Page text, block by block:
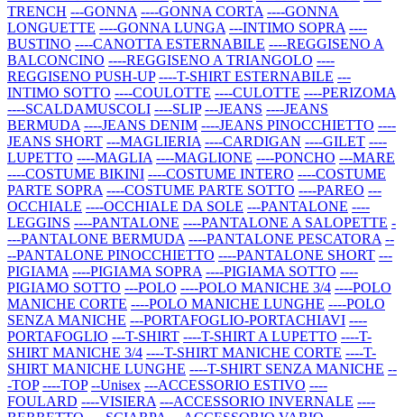
TRENCH ---GONNA ----GONNA CORTA ----GONNA
LONGUETTE ----GONNA LUNGA ---INTIMO SOPRA ----
BUSTINO ----CANOTTA ESTERNABILE ----REGGISENO A
BALCONCINO ----REGGISENO A TRIANGOLO ----
REGGISENO PUSH-UP ----T-SHIRT ESTERNABILE ---
INTIMO SOTTO ----COULOTTE ----CULOTTE ----PERIZOMA
----SCALDAMUSCOLI ----SLIP ---JEANS ----JEANS
BERMUDA ----JEANS DENIM ----JEANS PINOCCHIETTO ----
JEANS SHORT ---MAGLIERIA ----CARDIGAN ----GILET ----
LUPETTO ----MAGLIA ----MAGLIONE ----PONCHO ---MARE
----COSTUME BIKINI ----COSTUME INTERO ----COSTUME
PARTE SOPRA ----COSTUME PARTE SOTTO ----PAREO ---
OCCHIALE ----OCCHIALE DA SOLE ---PANTALONE ----
LEGGINS ----PANTALONE ----PANTALONE A SALOPETTE -
---PANTALONE BERMUDA ----PANTALONE PESCATORA --
--PANTALONE PINOCCHIETTO ----PANTALONE SHORT ---
PIGIAMA ----PIGIAMA SOPRA ----PIGIAMA SOTTO ----
PIGIAMO SOTTO ---POLO ----POLO MANICHE 3/4 ----POLO
MANICHE CORTE ----POLO MANICHE LUNGHE ----POLO
SENZA MANICHE ---PORTAFOGLIO-PORTACHIAVI ----
PORTAFOGLIO ---T-SHIRT ----T-SHIRT A LUPETTO ----T-
SHIRT MANICHE 3/4 ----T-SHIRT MANICHE CORTE ----T-
SHIRT MANICHE LUNGHE ----T-SHIRT SENZA MANICHE --
-TOP ----TOP --Unisex ---ACCESSORIO ESTIVO ----
FOULARD ----VISIERA ---ACCESSORIO INVERNALE ----